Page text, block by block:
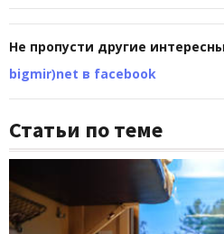
Не пропусти другие
bigmir)net в facebook
Статьи по теме